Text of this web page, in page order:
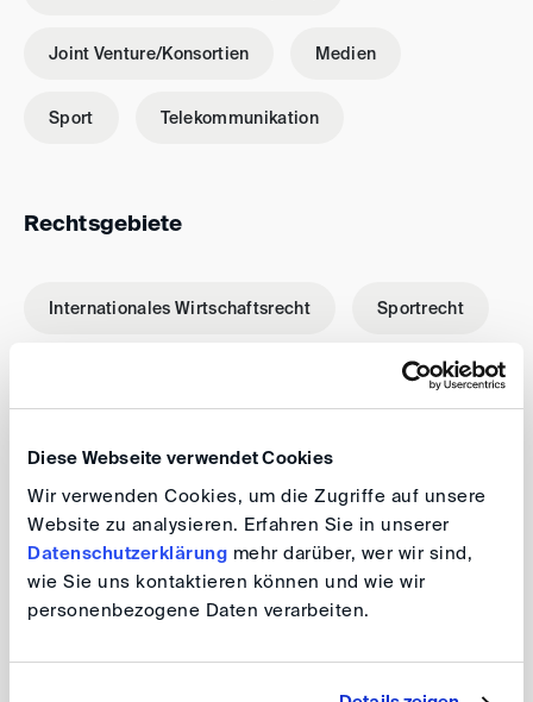
Diese Webseite verwendet Cookies
Wir verwenden Cookies, um die Zugriffe auf unsere
Website zu analysieren. Erfahren Sie in unserer
Datenschutzerklärung mehr darüber, wer wir sind,
wie Sie uns kontaktieren können und wie wir
personenbezogene Daten verarbeiten.
Joint Venture/Konsortien Medien
Sport Telekommunikation
Rechtsgebiete
Internationales Wirtschaftsrecht Sportrecht
Werdegang
Studium an den Universitäten Tübingen und Aix-
Rechtsreferendariat in Tübingen, Stuttgart und